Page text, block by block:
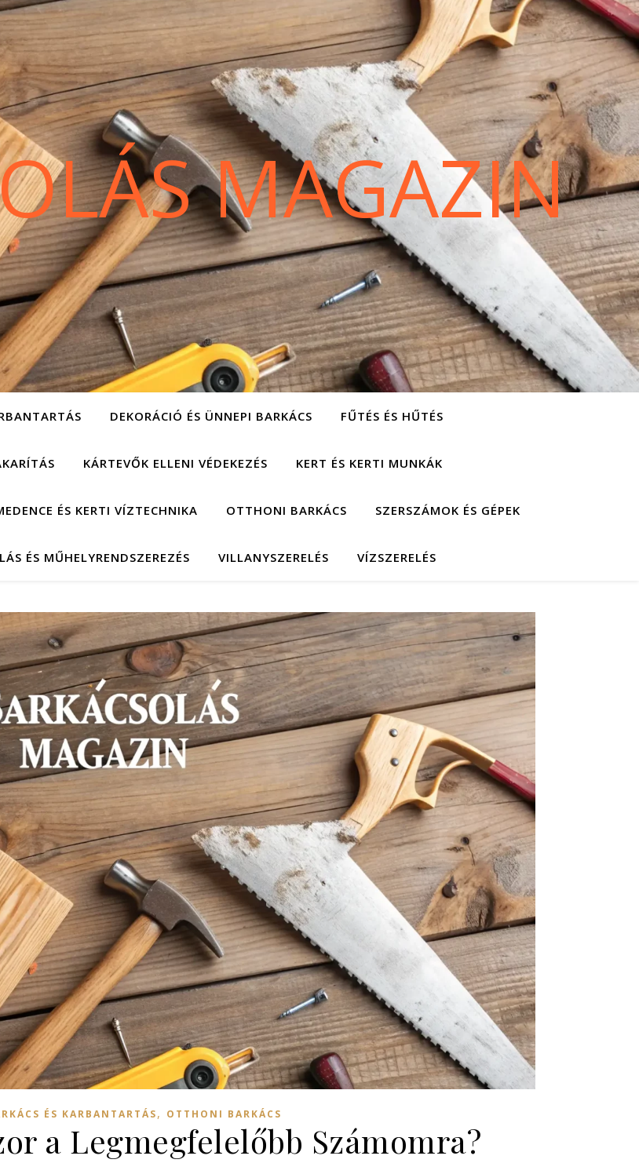
MAGAZIN
DEKORÁCIÓ ÉS ÜNNEPI BARKÁCS FŰTÉS ÉS HŰTÉS
KÁRTEVŐK ELLENI VÉDEKEZÉS KERT ÉS KERTI MUNKÁK
ÉS KERTI VÍZTECHNIKA OTTHONI BARKÁCS SZERSZÁMOK ÉS GÉPEK
ÉS MŰHELYRENDSZEREZÉS VILLANYSZERELÉS VÍZSZERELÉS
ÉS KARBANTARTÁS, OTTHONI BARKÁCS
a Legmegfelelőbb Számomra?